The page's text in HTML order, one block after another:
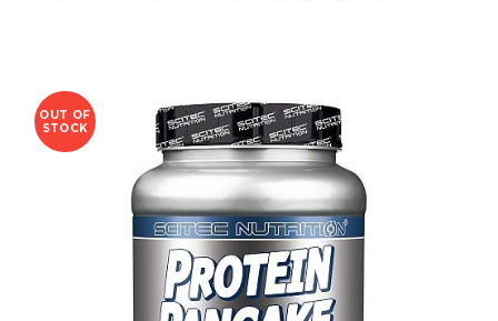
OUT OF
STOCK